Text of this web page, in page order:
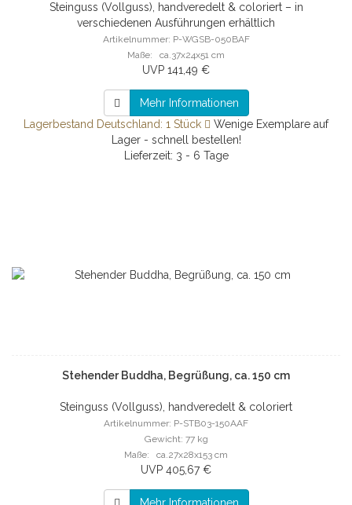
Steinguss (Vollguss), handveredelt & coloriert – in
verschiedenen Ausführungen erhältlich
Artikelnummer: P-WGSB-050BAF
Maße: ca.37x24x51 cm
UVP 141,49 €
Mehr Informationen
Lagerbestand Deutschland: 1 Stück
Wenige Exemplare auf
Lager - schnell bestellen!
Lieferzeit: 3 - 6 Tage
Stehender Buddha, Begrüßung, ca. 150 cm
Steinguss (Vollguss), handveredelt & coloriert
Artikelnummer: P-STB03-150AAF
Gewicht: 77 kg
Maße: ca.27x28x153 cm
UVP 405,67 €